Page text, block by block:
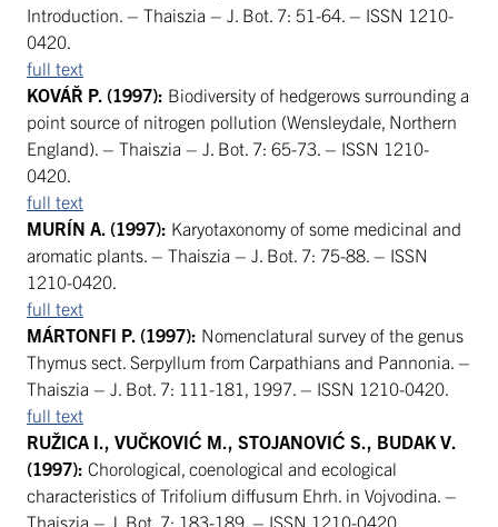
Introduction. – Thaiszia – J. Bot. 7: 51-64. – ISSN 1210-
0420.
full text
KOVÁŘ P. (1997): Biodiversity of hedgerows surrounding a
point source of nitrogen pollution (Wensleydale, Northern
England). – Thaiszia – J. Bot. 7: 65-73. – ISSN 1210-
0420.
full text
MURÍN A. (1997): Karyotaxonomy of some medicinal and
aromatic plants. – Thaiszia – J. Bot. 7: 75-88. – ISSN
1210-0420.
full text
MÁRTONFI P. (1997): Nomenclatural survey of the genus
Thymus sect. Serpyllum from Carpathians and Pannonia. –
Thaiszia – J. Bot. 7: 111-181, 1997. – ISSN 1210-0420.
full text
RUŽICA I., VUČKOVIĆ M., STOJANOVIĆ S., BUDAK V.
(1997): Chorological, coenological and ecological
characteristics of Trifolium diffusum Ehrh. in Vojvodina. –
Thaiszia – J. Bot. 7: 183-189. – ISSN 1210-0420.